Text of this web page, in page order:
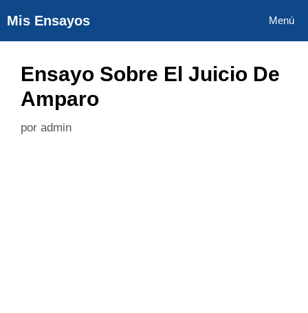
al
contenido
Mis Ensayos Menú
Ensayo Sobre El Juicio De
Amparo
por admin